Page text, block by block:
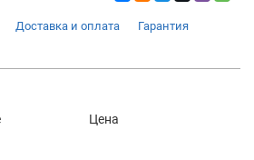
Доставка и оплата Гарантия
Цена